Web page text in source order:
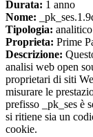
Durata: 1 anno
Nome:
Tipologia: analitico
Proprieta: Prime
Descrizione:
analisi web open
proprietari di siti
misurare le
prefisso _pk_ses è
si ritiene sia un
cookie.